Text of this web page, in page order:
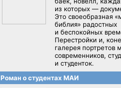
из которых —
Это своеобразная
библия» радостных
и беспокойных
Перестройки и,
галерея портретов
современников,
и студенток.
Роман о студентах МАИ